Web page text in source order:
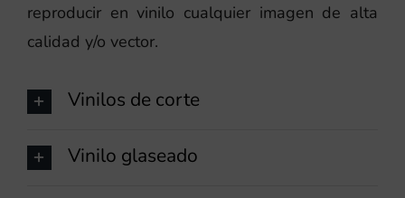
reproducir en vinilo cualquier imagen de alta
calidad y/o vector.
Vinilos de corte
Vinilo glaseado